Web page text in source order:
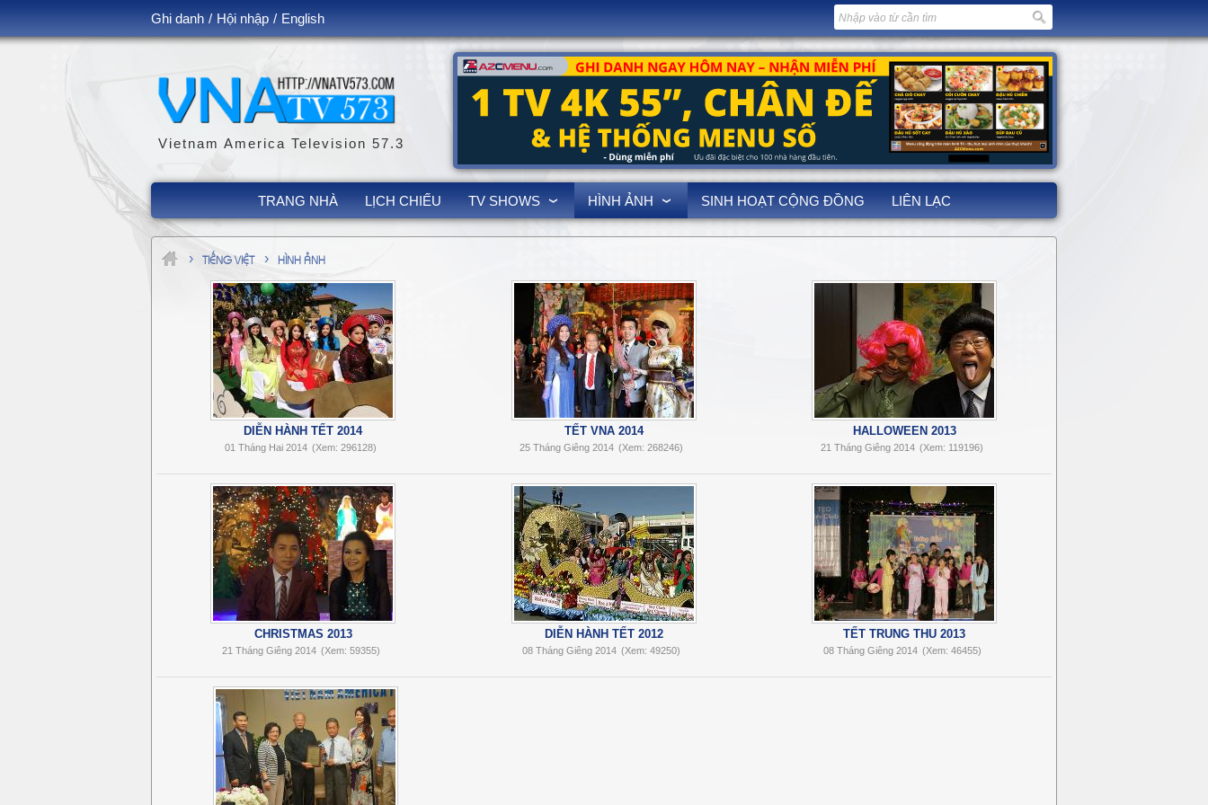
Ghi danh / Hội nhập / English
Vietnam America Television 57.3
TRANG NHÀ LỊCH CHIẾU TV SHOWS HÌNH ẢNH SINH HOẠT CỘNG ĐỒNG LIÊN LẠC
› TIẾNG VIỆT › HÌNH ẢNH
DIỄN HÀNH TẾT 2014
01 Tháng Hai 2014 (Xem: 296128)
TẾT VNA 2014
25 Tháng Giêng 2014 (Xem: 268246)
HALLOWEEN 2013
21 Tháng Giêng 2014 (Xem: 119196)
CHRISTMAS 2013
21 Tháng Giêng 2014 (Xem: 59355)
DIỄN HÀNH TẾT 2012
08 Tháng Giêng 2014 (Xem: 49250)
TẾT TRUNG THU 2013
08 Tháng Giêng 2014 (Xem: 46455)